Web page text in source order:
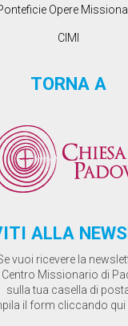
Opere
CIMI
TORNA A
ALLA
vuoi ricevere la
Centro Missionario di
sulla tua casella di
il form cliccando qui